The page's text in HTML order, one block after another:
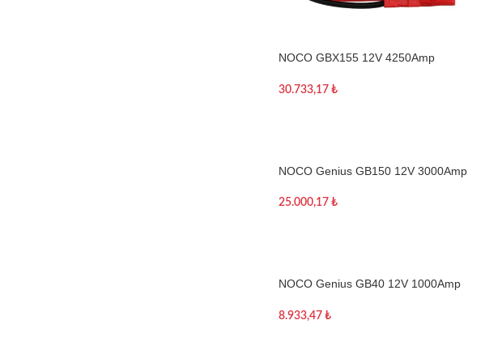
NOCO GBX155 12V 4250Amp
Powerbank + Led Lamba
30.733,17 ₺
NOCO Genius GB150 12V 3000Amp
Powerbank + Led Lamba
25.000,17 ₺
NOCO Genius GB40 12V 1000Amp
Powerbank + Led Lamba
8.933,47 ₺